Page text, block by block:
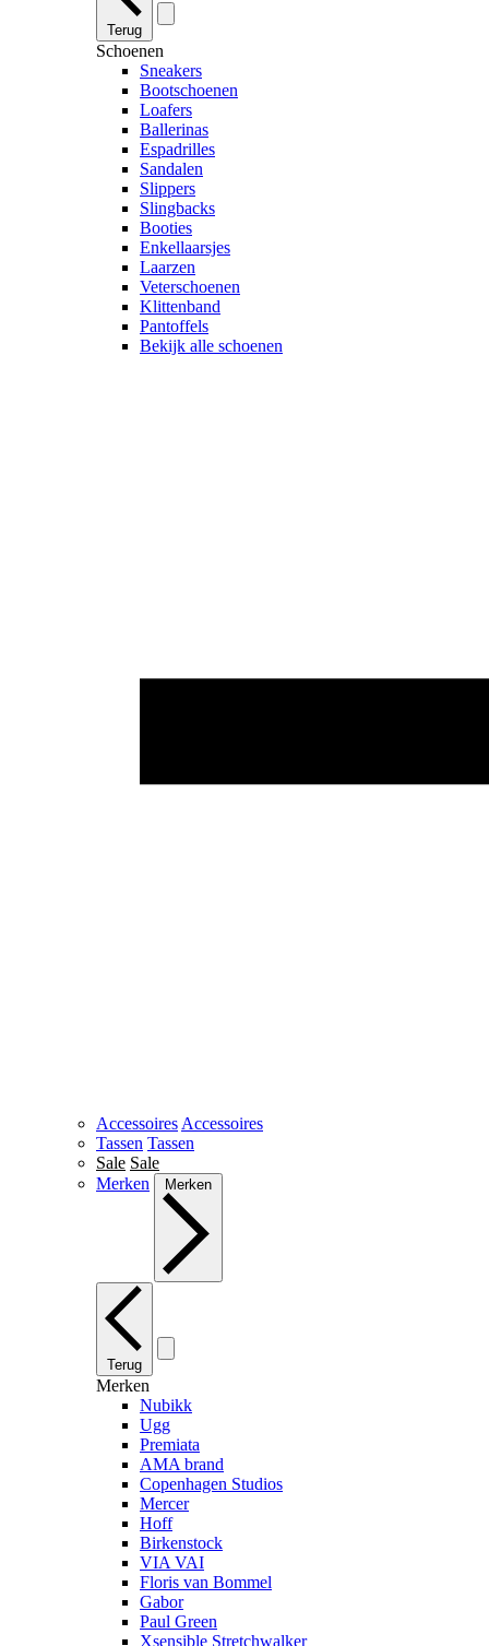
Terug
Schoenen
Sneakers
Bootschoenen
Loafers
Ballerinas
Espadrilles
Sandalen
Slippers
Slingbacks
Booties
Enkellaarsjes
Laarzen
Veterschoenen
Klittenband
Pantoffels
Bekijk alle schoenen
Accessoires Accessoires
Tassen Tassen
Sale Sale
Merken
Merken
Terug
Merken
Nubikk
Ugg
Premiata
AMA brand
Copenhagen Studios
Mercer
Hoff
Birkenstock
VIA VAI
Floris van Bommel
Gabor
Paul Green
Xsensible Stretchwalker